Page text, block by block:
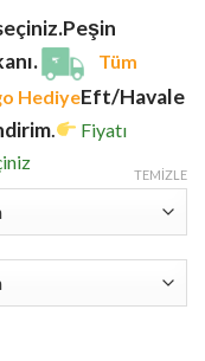
Peşin
Tüm
HediyeEft/Havale
.
Fiyatı
TEMIZLE